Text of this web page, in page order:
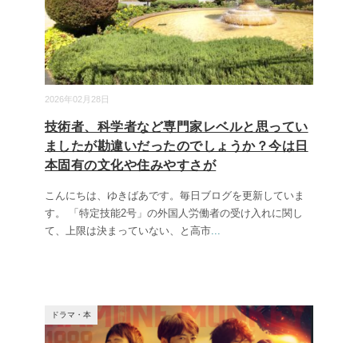
2026年02月28日
技術者、科学者など専門家レベルと思ってい
ましたが勘違いだったのでしょうか？今は日
本固有の文化や住みやすさが
こんにちは、ゆきばあです。毎日ブログを更新していま
す。 「特定技能2号」の外国人労働者の受け入れに関し
て、上限は決まっていない、と高市...
ドラマ・本